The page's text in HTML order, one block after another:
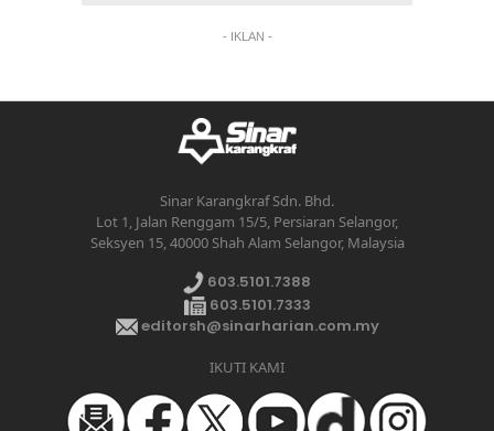
- IKLAN -
Sinar Karangkraf Sdn. Bhd.
Lot 1, Jalan Renggam 15/5, Persiaran Selangor,
Seksyen 15, 40000 Shah Alam Selangor, Malaysia
603.5101.7388
603.5101.7333
editorsh@sinarharian.com.my
IKUTI KAMI